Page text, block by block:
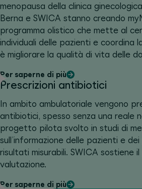
menopausa della clinica
Berna e SWICA stanno creando
programma olistico che mette al
individuali delle pazienti e coordina
è migliorare la qualità di vita delle
Per saperne di più
Prescrizioni antibiotici
In ambito ambulatoriale vengono
antibiotici, spesso senza una reale
progetto pilota svolto in studi di
sull’informazione delle pazienti e
risultati misurabili. SWICA sostiene
valutazione.
Per saperne di più